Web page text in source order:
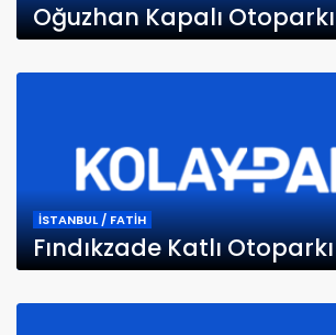
Oğuzhan Kapalı Otoparkı
İSTANBUL / FATİH
Fındıkzade Katlı Otoparkı